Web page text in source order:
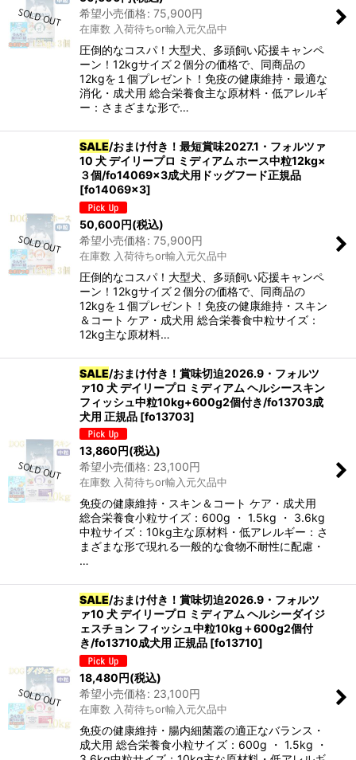
希望小売価格: 75,900円
在庫数 入荷待ちor輸入元欠品中
圧倒的なコスパ！大型犬、多頭飼い応援キャンペ
ーン！12kgサイズ２個分の価格で、同商品の
12kgを１個プレゼント！免疫の健康維持・最適な
消化・成犬用 総合栄養食主な原材料・低アレルギ
ー：さまざまな形で…
SALE/おまけ付き！最短賞味2027.1・フォルツァ
10 犬 デイリープロ ミディアム ホース中粒12kg×
３個/fo14069x3成犬用ドッグフード正規品
[fo14069x3]
50,600円(税込)
希望小売価格: 75,900円
在庫数 入荷待ちor輸入元欠品中
圧倒的なコスパ！大型犬、多頭飼い応援キャンペ
ーン！12kgサイズ２個分の価格で、同商品の
12kgを１個プレゼント！免疫の健康維持・スキン
＆コート ケア・成犬用 総合栄養食中粒サイズ：
12kg主な原材料…
SALE/おまけ付き！賞味切迫2026.9・フォルツ
ァ10 犬 デイリープロ ミディアム ヘルシースキン
フィッシュ中粒10kg+600g2個付き/fo13703成
犬用 正規品 [fo13703]
13,860円(税込)
希望小売価格: 23,100円
在庫数 入荷待ちor輸入元欠品中
免疫の健康維持・スキン＆コート ケア・成犬用
総合栄養食小粒サイズ：600g ・ 1.5kg ・ 3.6kg
中粒サイズ：10kg主な原材料・低アレルギー：さ
まざまな形で現れる一般的な食物不耐性に配慮・
…
SALE/おまけ付き！賞味切迫2026.9・フォルツ
ァ10 犬 デイリープロ ミディアム ヘルシーダイジ
ェスチョン フィッシュ中粒10kg＋600g2個付
き/fo13710成犬用 正規品 [fo13710]
18,480円(税込)
希望小売価格: 23,100円
在庫数 入荷待ちor輸入元欠品中
免疫の健康維持・腸内細菌叢の適正なバランス・
成犬用 総合栄養食小粒サイズ：600g ・ 1.5kg ・